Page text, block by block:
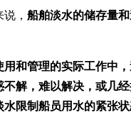
说， 船舶淡水的储存量
用和管理的实际工作中
解，难以解决，或几
限制船员用水的紧张状